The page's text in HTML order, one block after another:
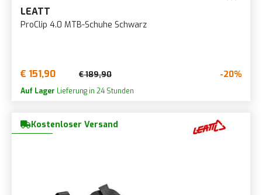
LEATT
ProClip 4.0 MTB-Schuhe Schwarz
€ 151,90 € 189,90 -20%
Auf Lager Lieferung in 24 Stunden
Kostenloser Versand